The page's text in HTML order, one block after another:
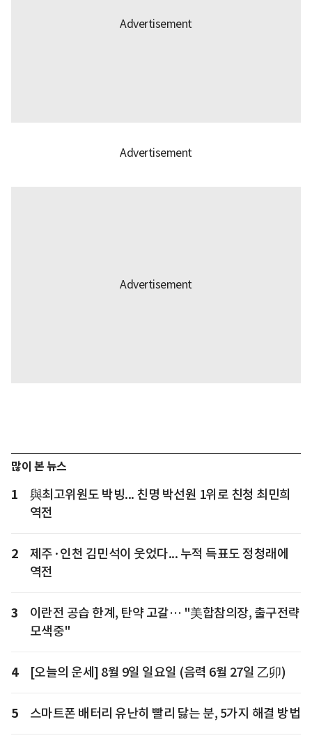
많이 본 뉴스
1
與최고위원도 박빙... 친명 박선원 1위로 친청 최민희
역전
2
제주·인천 김민석이 웃었다... 누적 득표도 정청래에
역전
3
이란전 공습 한계, 탄약 고갈… "美합참의장, 출구전략
모색중"
4 [오늘의 운세] 8월 9일 일요일 (음력 6월 27일 乙卯)
5 스마트폰 배터리 유난히 빨리 닳는 분, 5가지 해결 방법